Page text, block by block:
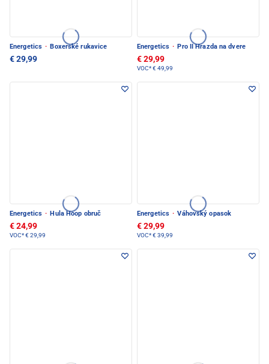
Energetics · Boxerské rukavice
€ 29,99
Energetics · Pro II Hrazda na dvere
€ 29,99
VOC*€ 49,99
Energetics · Hula Hoop obruč
€ 24,99
VOC*€ 29,99
Energetics · Váhovský opasok
€ 29,99
VOC*€ 39,99